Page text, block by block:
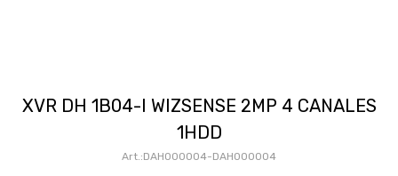
XVR DH 1B04-I WIZSENSE 2MP 4 CANALES
1HDD
DAH000004-DAH000004